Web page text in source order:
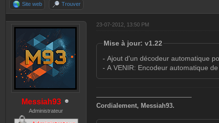
Site web Trouver
Messiah93
Administrateur
23-07-2012, 13:50 PM
Mise à jour: v1.22
- Ajout d'un décodeur automatique
- A VENIR: Encodeur automatique
———————————————
Cordialement, Messiah93.